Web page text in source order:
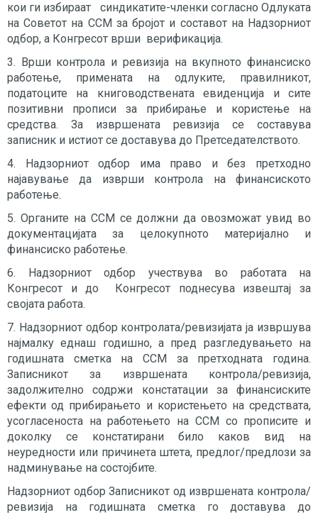
кои ги избираат синдикатите-членки согласно Одлуката
на Советот на ССМ за бројот и составот на Надзорниот
одбор, а Конгресот врши верификација.
3. Врши контрола и ревизија на вкупното финансиско
работење, примената на одлуките, правилникот,
податоците на книговодствената евиденција и сите
позитивни прописи за прибирање и користење на
средства. За извршената ревизија се составува
записник и истиот се доставува до Претседателството.
4. Надзорниот одбор има право и без претходно
најавување да изврши контрола на финансиското
работење.
5. Органите на ССМ се должни да овозможат увид во
документацијата за целокупното материјално и
финансиско работење.
6. Надзорниот одбор учествува во работата на
Конгресот и до Конгресот поднесува извештај за
својата работа.
7. Надзорниот одбор контролата/ревизијата ја извршува
најмалку еднаш годишно, а пред разгледувањето на
годишната сметка на ССМ за претходната година.
Записникот за извршената контрола/ревизија,
задолжително содржи констатации за финансиските
ефекти од прибирањето и користењето на средствата,
усогласеноста на работењето на ССМ со прописите и
доколку се констатирани било каков вид на
неуредности или причинета штета, предлог/предлози за
надминување на состојбите.
Надзорниот одбор Записникот од извршената контрола/
ревизија на годишната сметка го доставува до